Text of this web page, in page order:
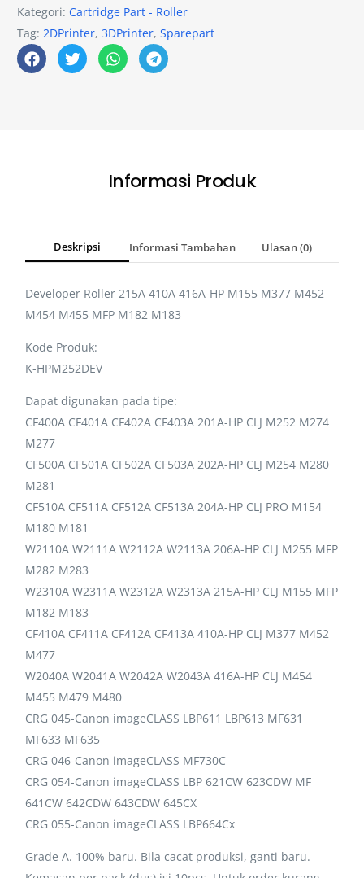
Kategori: Cartridge Part - Roller
Tag:2DPrinter,3DPrinter,Sparepart
Informasi Produk
Deskripsi Informasi Tambahan Ulasan (0)
Developer Roller 215A 410A 416A-HP M155 M377 M452
M454 M455 MFP M182 M183
Kode Produk:
K-HPM252DEV
Dapat digunakan pada tipe:
CF400A CF401A CF402A CF403A 201A-HP CLJ M252 M274
M277
CF500A CF501A CF502A CF503A 202A-HP CLJ M254 M280
M281
CF510A CF511A CF512A CF513A 204A-HP CLJ PRO M154
M180 M181
W2110A W2111A W2112A W2113A 206A-HP CLJ M255 MFP
M282 M283
W2310A W2311A W2312A W2313A 215A-HP CLJ M155 MFP
M182 M183
CF410A CF411A CF412A CF413A 410A-HP CLJ M377 M452
M477
W2040A W2041A W2042A W2043A 416A-HP CLJ M454
M455 M479 M480
CRG 045-Canon imageCLASS LBP611 LBP613 MF631
MF633 MF635
CRG 046-Canon imageCLASS MF730C
CRG 054-Canon imageCLASS LBP 621CW 623CDW MF
641CW 642CDW 643CDW 645CX
CRG 055-Canon imageCLASS LBP664Cx
Grade A. 100% baru. Bila cacat produksi, ganti baru.